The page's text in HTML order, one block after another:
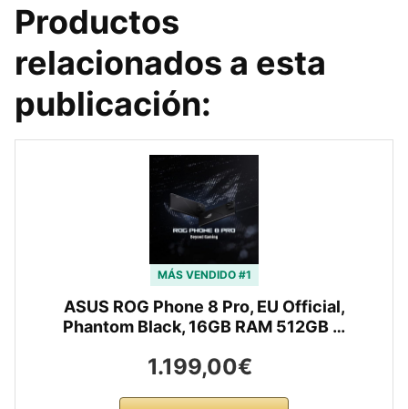
Productos
relacionados a esta
publicación:
MÁS VENDIDO #1
ASUS ROG Phone 8 Pro, EU Official,
Phantom Black, 16GB RAM 512GB …
1.199,00€